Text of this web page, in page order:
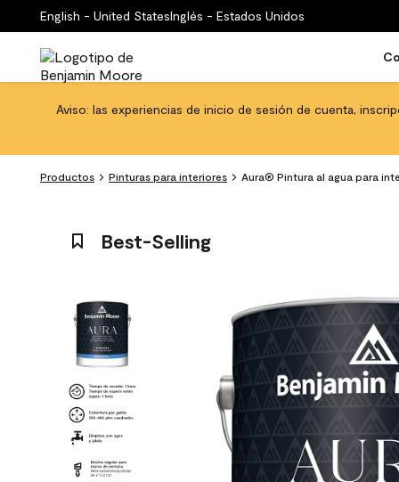
English - United StatesInglés - Estados Unidos
Aviso: las experiencias de inicio de sesión de cuenta,
Productos Pinturas para interiores Aura® Pintura al agua para
Best-Selling